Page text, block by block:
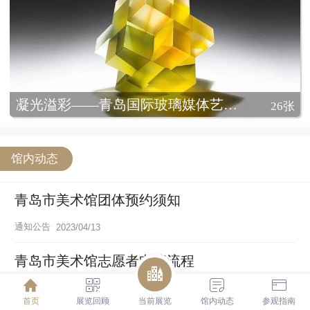
凝光溢彩——青岛国际玻璃媒体艺术展 26张
馆内动态
青岛市美术馆团体预约须知
通知公告 2023/04/13
青岛市美术馆志愿者申请流程
通知公告
2025/12/10
首页
展览回顾 当前展览 馆内动态 参观指南